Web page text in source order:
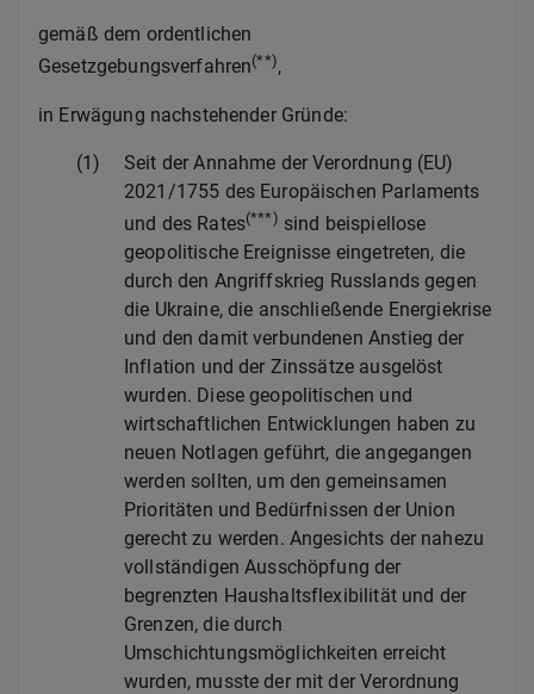
gemäß dem ordentlichen
Gesetzgebungsverfahren(**),
in Erwägung nachstehender Gründe:
(1)
Seit der Annahme der Verordnung (EU)
2021/1755 des Europäischen Parlaments
und des Rates(***) sind beispiellose
geopolitische Ereignisse eingetreten, die
durch den Angriffskrieg Russlands gegen
die Ukraine, die anschließende Energiekrise
und den damit verbundenen Anstieg der
Inflation und der Zinssätze ausgelöst
wurden. Diese geopolitischen und
wirtschaftlichen Entwicklungen haben zu
neuen Notlagen geführt, die angegangen
werden sollten, um den gemeinsamen
Prioritäten und Bedürfnissen der Union
gerecht zu werden. Angesichts der nahezu
vollständigen Ausschöpfung der
begrenzten Haushaltsflexibilität und der
Grenzen, die durch
Umschichtungsmöglichkeiten erreicht
wurden, musste der mit der Verordnung